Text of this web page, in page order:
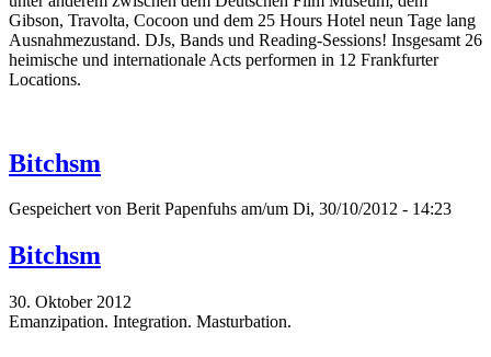
Gibson, Travolta, Cocoon und dem 25 Hours Hotel neun Tage lang
Ausnahmezustand. DJs, Bands und Reading-Sessions! Insgesamt 26
heimische und internationale Acts performen in 12 Frankfurter
Locations.
Bitchsm
Gespeichert von Berit Papenfuhs am/um Di, 30/10/2012 - 14:23
Bitchsm
30. Oktober 2012
Emanzipation. Integration. Masturbation.